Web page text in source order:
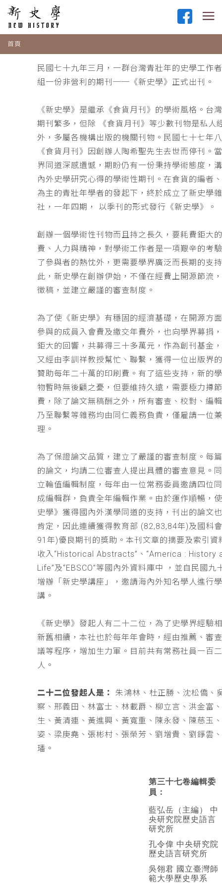
首頁
民國七十九年三月，一群台灣青壯年的史學工作
組一份非營利的期刊──《新史學》正式出刊。
《新史學》是繼承《食貨月刊》的學術風格。台
期刊繁多，但除 《食貨月刊》等少數刊物是私人
外，多屬各機構出版的機關刊物。民國七十七年
《食貨月刊》因創辦人陶希聖先生去世而停刊。
界同道深感遺憾，期盼仍有一份秉持學術態度，
內外史學研究心得的學術性期刊。在食貨的編者
為主的青壯年學者的發起下，終於成立了新史學
社，一年四期， 以季刊的形式發行《新史學》。
創辦一個學術性刊物而且持之長久，要耗費鉅大
費、人力與精神，對學術工作者是一項艱辛的考
了參與者的熱忱外，更需要學界廣泛而長期的支
此，新史學在創辦伊始，不僅在經費上開源節流
徵稿，並建立嚴謹的審查制度。
為了使《新史學》有穩固的經濟基礎，在開源方
參與的成員入會費及繳交年費外，也向學界募捐
鉅大的回響，共募得三十多萬元，作為創刊基金
又經由李訓祥教授幫忙、聯繫，獲得一位出版界
贊助每年二十萬的印刷費。有了這些支持，新的
物暫時無後顧之憂，但要維持久遠，需要極力撙
費，除了論文無稿酬之外，所有審查、校對、編
乃至聯繫等雜務均由同仁義務負責，僅雇請一位
理。
為了保證論文品質，建立了嚴謹的審查制度。每
的論文，均請二位審查人提出具體的審查意見。
立輪值編輯制度，每年由一位常務委員邀請四位
成編輯群，負責全年編輯作業。由於運作順暢，
史學》獲得國內外漢學同道的支持，刊出的論文
肯定，因此連續獲得教育部 (82,83,84年)及國科
91年)優良期刊的獎助。本刊文章的摘要及索引資
收入“Historical Abstracts”、“America : History
Life”及“EBSCO”等國內外資料庫中 ，並自民國九
增辦「新史學講座」，邀請海內外知名學人進行
講。
《新史學》發起人有二十二位，為了史學界經驗
新舊相續，本社也於每年年會時，經由推薦、審
議等程序，增加生力軍。目前共有常務社員一百
人。
二十二位發起人是：
朱鴻林、杜正勝、沈松僑、
察、邢義田、林富士、林載爵、柳立言、洪金富
生、黃清連、黃進興、黃寬重、陳永發、陳慈玉
姿、梁庚堯、張彬村、張榮芳、劉增貴、劉錚雲
璠。
第三十七卷編輯委
員：
藍弘岳（主編） 中
央研究院歷史語言
研究所
孔令偉 中央研究院
歷史語言研究所
吳翎君 國立臺灣師
範大學歷史學系